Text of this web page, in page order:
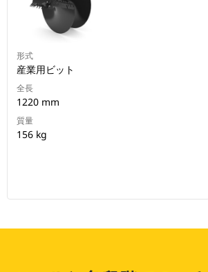
形式
産業用ビット
全長
1220 mm
質量
156 kg